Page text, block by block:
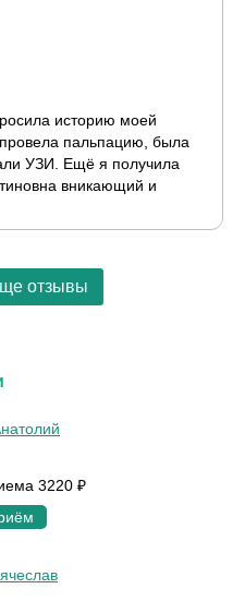
историю моей
пальпацию, была
УЗИ. Ещё я получила
вникающий и
отзывы
3220 ₽